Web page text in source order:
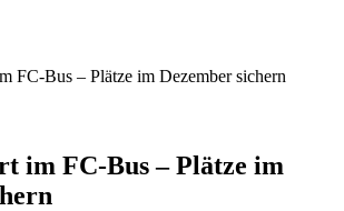
FC-Bus – Plätze im Dezember sichern
im FC-Bus – Plätze im